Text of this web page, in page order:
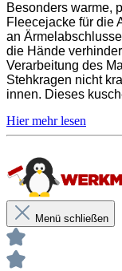
Hält
Unsere
Unterstützung
Sie entbinden
Besonders warme,
Fleecejacke für die
an
die Hände
Verarbeitung des
Stehkragen nicht
innen. Dieses
sorgt für optimalen
Antipilling
Menü schließen